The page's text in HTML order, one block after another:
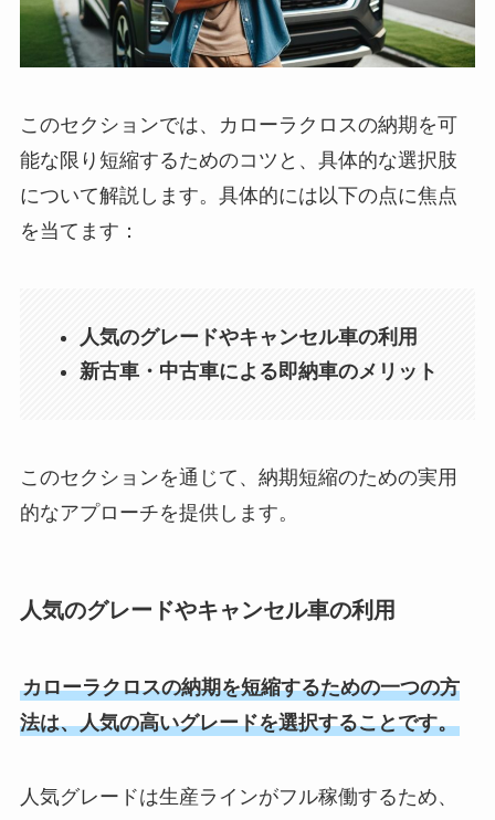
このセクションでは、カローラクロスの納期を可
能な限り短縮するためのコツと、具体的な選択肢
について解説します。具体的には以下の点に焦点
を当てます：
人気のグレードやキャンセル車の利用
新古車・中古車による即納車のメリット
このセクションを通じて、納期短縮のための実用
的なアプローチを提供します。
人気のグレードやキャンセル車の利用
カローラクロスの納期を短縮するための一つの方
法は、人気の高いグレードを選択することです。
人気グレードは生産ラインがフル稼働するため、